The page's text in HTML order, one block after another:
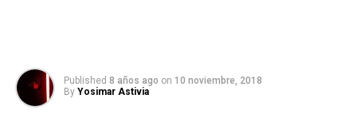
Published 8 años ago on 10 noviembre, 2018
By Yosimar Astivia